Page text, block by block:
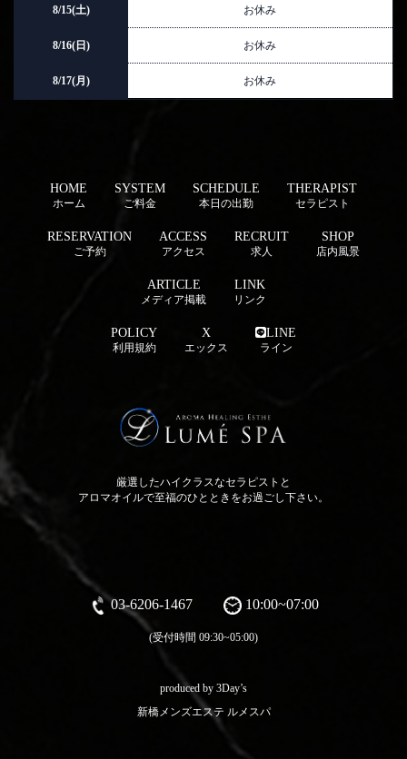
8/15(土)
8/16(日)
8/17(月)
お休み
お休み
お休み
HOME
ホーム
SYSTEM
ご料金
SCHEDULE
本日の出勤
THERAPIST
セラピスト
RESERVATION
ご予約
ACCESS
アクセス
RECRUIT
求人
SHOP
店内風景
ARTICLE
メディア掲載
LINK
リンク
POLICY
利用規約
X
エックス
LINE
ライン
厳選したハイクラスなセラピストと
アロマオイルで至福のひとときをお過ごし下さい。
03-6206-1467 10:00~07:00
(受付時間 09:30~05:00)
produced by 3Day’s
新橋メンズエステ ルメスパ